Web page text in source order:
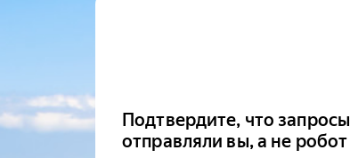
Подтвердите, что запросы
отправляли вы, а не робот